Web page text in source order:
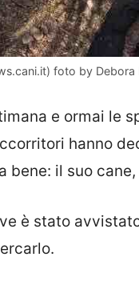
foto by Debora
e ormai le
hanno
bene: il suo cane,
è stato